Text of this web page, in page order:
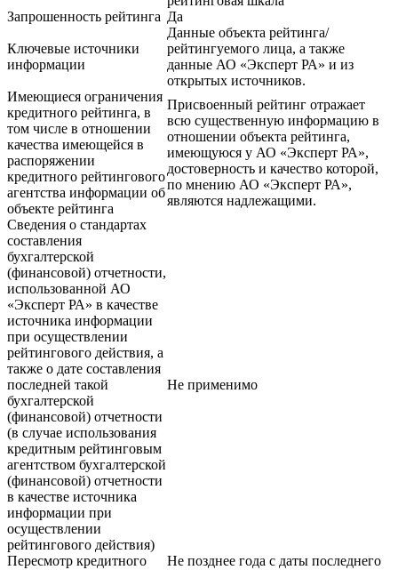
Запрошенность рейтинга Да
Ключевые источники
информации
Данные объекта рейтинга/
рейтингуемого лица, а также
данные АО «Эксперт РА» и из
открытых источников.
Имеющиеся ограничения
кредитного рейтинга, в
том числе в отношении
качества имеющейся в
распоряжении
кредитного рейтингового
агентства информации об
объекте рейтинга
Присвоенный рейтинг отражает
всю существенную информацию в
отношении объекта рейтинга,
имеющуюся у АО «Эксперт РА»,
достоверность и качество которой,
по мнению АО «Эксперт РА»,
являются надлежащими.
Сведения о стандартах
составления
бухгалтерской
(финансовой) отчетности,
использованной АО
«Эксперт РА» в качестве
источника информации
при осуществлении
рейтингового действия, а
также о дате составления
последней такой
бухгалтерской
(финансовой) отчетности
(в случае использования
кредитным рейтинговым
агентством бухгалтерской
(финансовой) отчетности
в качестве источника
информации при
осуществлении
рейтингового действия)
Не применимо
Пересмотр кредитного
Не позднее года с даты последнего